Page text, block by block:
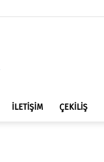
İLETİŞİM ÇEKİLİŞ